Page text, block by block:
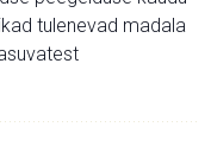
tulenevad madala